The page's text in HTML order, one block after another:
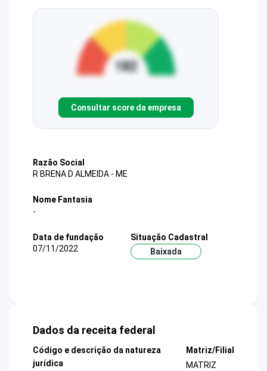
Consultar score da empresa
Razão Social
R BRENA D ALMEIDA - ME
Nome Fantasia
-
Data de fundação
07/11/2022
Situação Cadastral
Baixada
Dados da receita federal
Código e descrição da natureza
jurídica
Matriz/Filial
MATRIZ